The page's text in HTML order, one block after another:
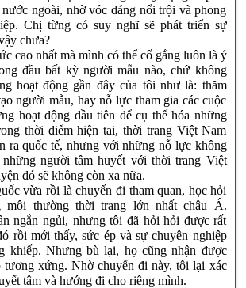
ngoài, nhờ vóc dáng nổi trội và phong
Chị từng có suy nghĩ sẽ phát triển sự
chưa?
cao nhất mà mình có thể cố gắng luôn là ý
đầu bất kỳ người mẫu nào, chứ không
hoạt động gần đây của tôi như là: thăm
người mẫu, hay nỗ lực tham gia các cuộc
hoạt động đầu tiên để cụ thể hóa những
thời điểm hiện tai, thời trang Việt Nam
ra quốc tế, nhưng với những nỗ lực không
người tâm huyết với thời trang Việt
đó sẽ không còn xa nữa.
vừa rồi là chuyến đi tham quan, học hỏi
môi thường thời trang lớn nhất châu Á.
ngắn ngủi, nhưng tôi đã hỏi hỏi được rất
rồi mới thấy, sức ép và sự chuyên nghiệp
khiếp. Nhưng bù lại, họ cũng nhận được
tương xứng. Nhờ chuyến đi này, tôi lại xác
tâm và hướng đi cho riêng mình.